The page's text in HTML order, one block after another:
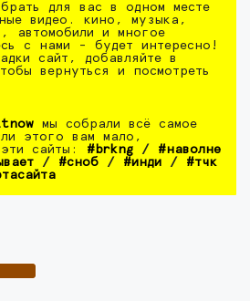
для вас в одном месте
видео. кино, музыка,
автомобили и многое
с нами - будет интересно!
сайт, добавляйте в
вернуться и посмотреть
мы собрали всё самое
этого вам мало,
сайты: #brkng / #наволне
/ #сноб / #инди / #тчк